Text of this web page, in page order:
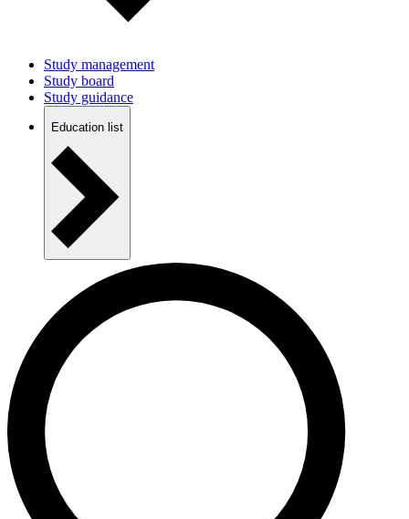
Study management
Study board
Study guidance
Education list